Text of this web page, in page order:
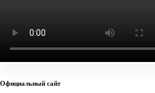
Официальный сайт